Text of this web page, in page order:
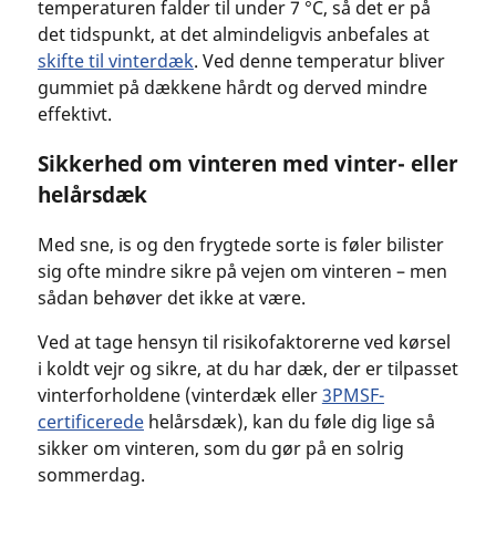
temperaturen falder til under 7 °C, så det er på
det tidspunkt, at det almindeligvis anbefales at
skifte til vinterdæk. Ved denne temperatur bliver
gummiet på dækkene hårdt og derved mindre
effektivt.
Sikkerhed om vinteren med vinter- eller
helårsdæk
Med sne, is og den frygtede sorte is føler bilister
sig ofte mindre sikre på vejen om vinteren – men
sådan behøver det ikke at være.
Ved at tage hensyn til risikofaktorerne ved kørsel
i koldt vejr og sikre, at du har dæk, der er tilpasset
vinterforholdene (vinterdæk eller3PMSF-
certificeredehelårsdæk), kan du føle dig lige så
sikker om vinteren, som du gør på en solrig
sommerdag.